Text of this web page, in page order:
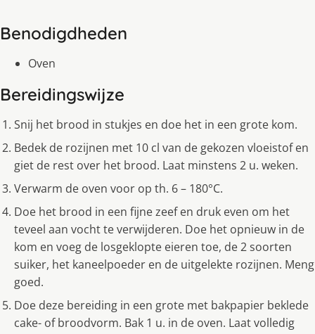
Benodigdheden
Oven
Bereidingswijze
Snij het brood in stukjes en doe het in een grote kom.
Bedek de rozijnen met 10 cl van de gekozen vloeistof en
giet de rest over het brood. Laat minstens 2 u. weken.
Verwarm de oven voor op th. 6 – 180°C.
Doe het brood in een fijne zeef en druk even om het
teveel aan vocht te verwijderen. Doe het opnieuw in de
kom en voeg de losgeklopte eieren toe, de 2 soorten
suiker, het kaneelpoeder en de uitgelekte rozijnen. Meng
goed.
Doe deze bereiding in een grote met bakpapier beklede
cake- of broodvorm. Bak 1 u. in de oven. Laat volledig